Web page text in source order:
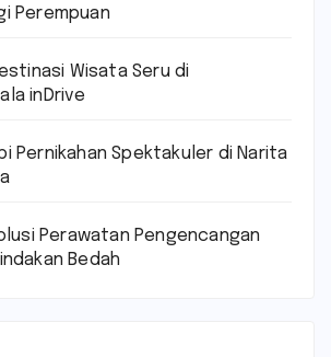
Perempuan
Wisata Seru di
inDrive
Pernikahan Spektakuler di Narita
Perawatan Pengencangan
Bedah